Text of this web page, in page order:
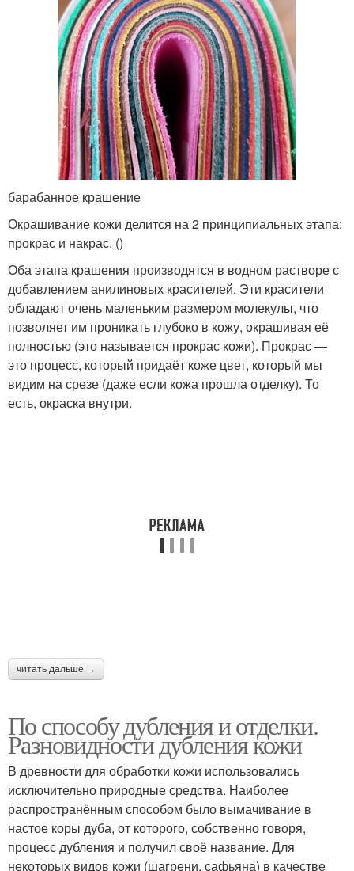
барабанное крашение
Окрашивание кожи делится на 2 принципиальных этапа:
прокрас и накрас. ()
Оба этапа крашения производятся в водном растворе с
добавлением анилиновых красителей. Эти красители
обладают очень маленьким размером молекулы, что
позволяет им проникать глубоко в кожу, окрашивая её
полностью (это называется прокрас кожи). Прокрас —
это процесс, который придаёт коже цвет, который мы
видим на срезе (даже если кожа прошла отделку). То
есть, окраска внутри.
читать дальше →
По способу дубления и отделки.
Разновидности дубления кожи
В древности для обработки кожи использовались
исключительно природные средства. Наиболее
распространённым способом было вымачивание в
настое коры дуба, от которого, собственно говоря,
процесс дубления и получил своё название. Для
некоторых видов кожи (шагрени, сафьяна) в качестве